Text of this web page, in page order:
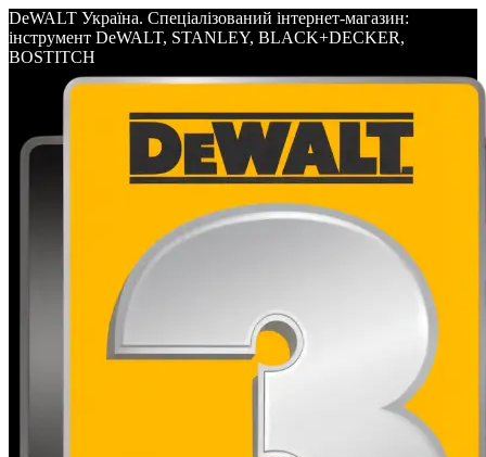
DeWALT Україна. Спеціалізований інтернет-магазин:
інструмент DeWALT, STANLEY, BLACK+DECKER,
BOSTITCH